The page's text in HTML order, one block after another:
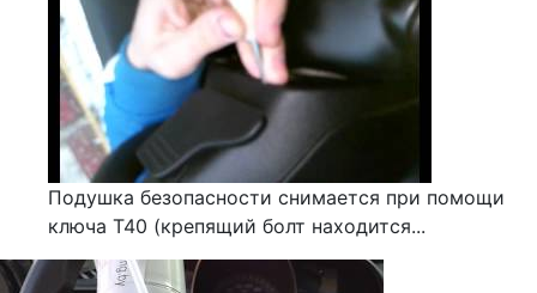
Подушка безопасности снимается при помощи
ключа Т40 (крепящий болт находится...